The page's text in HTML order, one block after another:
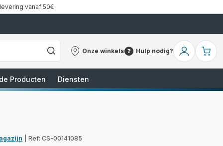
vanaf 50€
Onze winkels
Onze
Hulp nodig?
Hulp
Mijn
Producten
Diensten
Ref: CS-00141085